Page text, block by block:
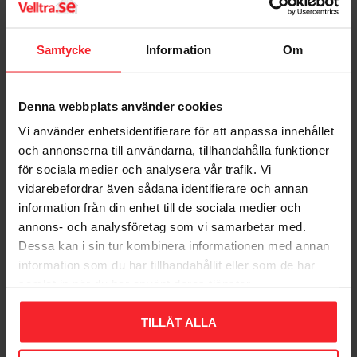
Samtycke Information Om
Denna webbplats använder cookies
Vi använder enhetsidentifierare för att anpassa innehållet
och annonserna till användarna, tillhandahålla funktioner
för sociala medier och analysera vår trafik. Vi
vidarebefordrar även sådana identifierare och annan
information från din enhet till de sociala medier och
annons- och analysföretag som vi samarbetar med.
Dessa kan i sin tur kombinera informationen med annan
information som du har tillhandahållit eller som de har
TILLÅT ALLA
Värmebaronen VB
4.753DKK
Gem som favorit
Värmebaronen VB9003
6210735
Belastningsvakt VB
Belastningsvakt VB